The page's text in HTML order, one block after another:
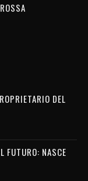
DEL
FUTURO: NASCE